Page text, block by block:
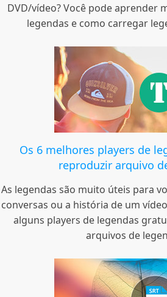
DVD/vídeo? Você pode aprender
legendas e como carregar
Os 6 melhores players de
reproduzir arquivo
As legendas são muito úteis para
conversas ou a história de um
alguns players de legendas
arquivos de